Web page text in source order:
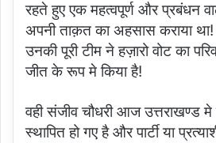
रहते हुए एक महत्वपूर्ण और प्रबंधन
अपनी ताक़त का अहसास कराया
उनकी पूरी टीम ने हज़ारो वोट का
जीत के रूप मे किया है!
वही संजीव चौधरी आज उत्तराखण्ड मे
स्थापित हो गए है और पार्टी या